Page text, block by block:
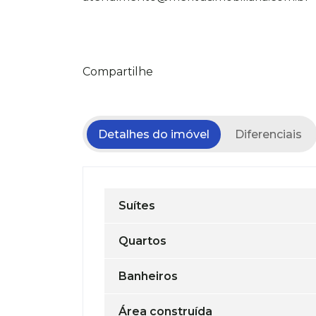
Compartilhe
Detalhes do imóvel Diferenciais
Suítes
Quartos
Banheiros
Área construída